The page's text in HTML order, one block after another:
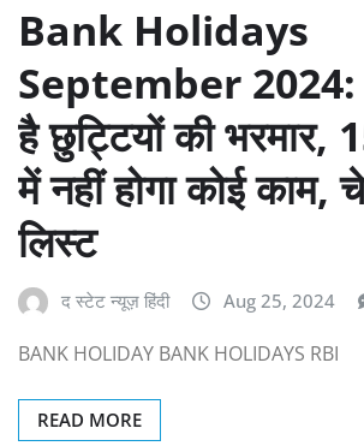
Bank Holidays
September 2024:
है छुट्टियों की भरमार,
में नहीं होगा कोई काम,
लिस्ट
द स्टेट न्यूज़ हिंदी Aug 25, 2024
BANK HOLIDAY BANK HOLIDAYS RBI
READ MORE